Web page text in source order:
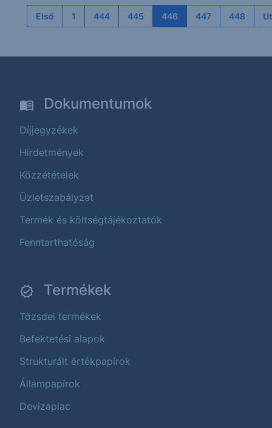
Első 1 444 445 446 447 448
Dokumentumok
Díjjegyzékek
Hirdetmények
Közzétételek
Üzletszabályzat
Termék és költségtájékoztatók
Fenntarthatóság
Termékek
Tőzsdei termékek
Befektetési alapok
Strukturált értékpapírok
Állampapírok
Devizapiac